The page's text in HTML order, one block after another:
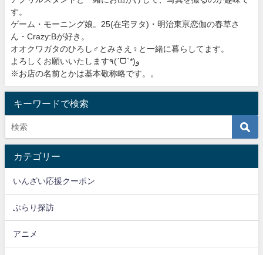
す。
ゲーム・モーニング娘。25(在宅ヲタ)・明治東亰恋伽の春草さ
ん・Crazy:Bが好き。
オオクワガタのひろし♂とみさえ♀と一緒に暮らしてます。
よろしくお願いいたします٩(ˊᗜˋ*)و
※お店の名前とかは基本敬称略です。。
キーワードで検索
カテゴリー
いんざい応援クーポン
ぶらり探訪
アニメ